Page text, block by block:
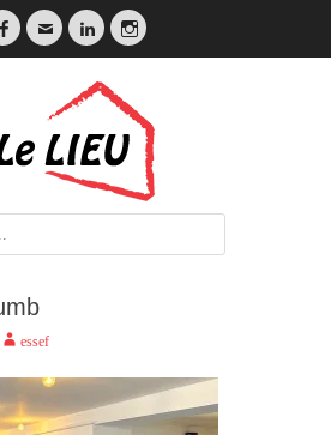
Facebook
EmailLinkedInInstagram
LE LIEU
Authoressef